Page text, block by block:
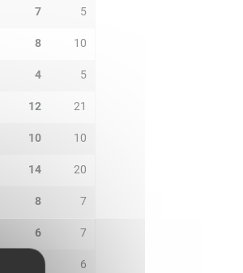
7 5
8 10
4 5
12 21
10 10
14 20
8 7
6 7
6